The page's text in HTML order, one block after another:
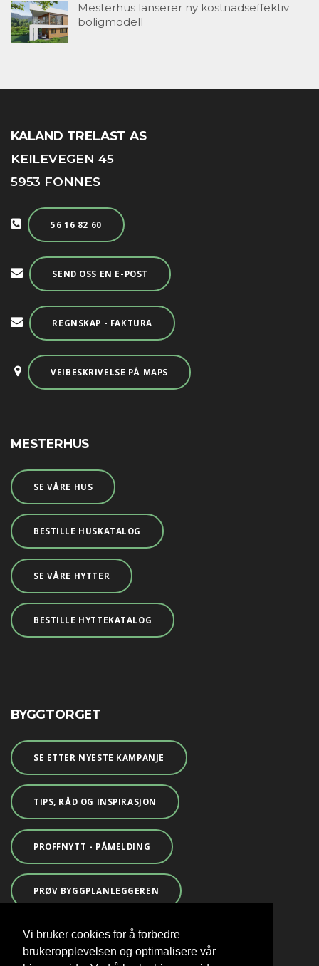
Vi bruker cookies for å forbedre
brukeropplevelsen og optimalisere vår
Mesterhus lanserer ny kostnadseffektiv
boligmodell
KALAND TRELAST AS
KEILEVEGEN 45
5953 FONNES
56 16 82 60
SEND OSS EN E-POST
REGNSKAP - FAKTURA
VEIBESKRIVELSE PÅ MAPS
MESTERHUS
SE VÅRE HUS
BESTILLE HUSKATALOG
SE VÅRE HYTTER
BESTILLE HYTTEKATALOG
BYGGTORGET
SE ETTER NYESTE KAMPANJE
TIPS, RÅD OG INSPIRASJON
PROFFNYTT - PÅMELDING
PRØV BYGGPLANLEGGEREN
FERDIG SNEKRA